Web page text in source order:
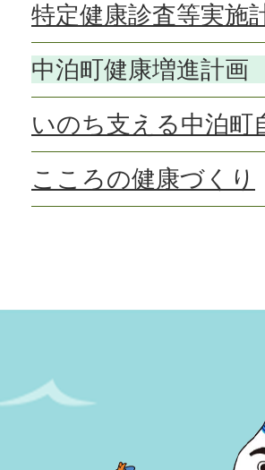
特定健康診査等実施
中泊町健康増進計画
いのち支える中泊町
こころの健康づくり